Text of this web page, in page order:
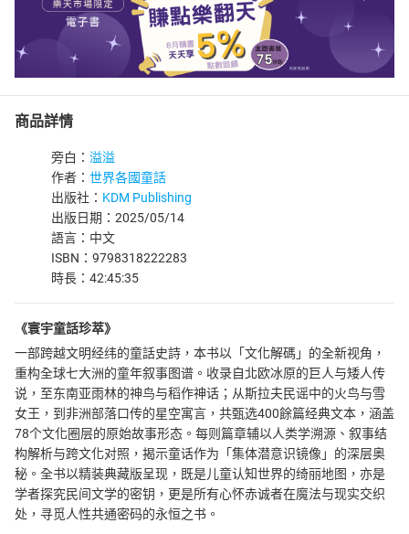
商品詳情
旁白： 溢溢
作者： 世界各國童話
出版社： KDM Publishing
出版日期：2025/05/14
語言：中文
ISBN：9798318222283
時長：42:45:35
《寰宇童話珍萃》
一部跨越文明经纬的童話史詩，本书以「文化解碼」的全新视角，
重构全球七大洲的童年叙事图谱。收录自北欧冰原的巨人与矮人传
说，至东南亚雨林的神鸟与稻作神话；从斯拉夫民谣中的火鸟与雪
女王，到非洲部落口传的星空寓言，共甄选400餘篇经典文本，涵盖
78个文化圈层的原始故事形态。每则篇章辅以人类学溯源、叙事结
构解析与跨文化对照，揭示童话作为「集体潜意识镜像」的深层奥
秘。全书以精装典藏版呈现，既是儿童认知世界的绮丽地图，亦是
学者探究民间文学的密钥，更是所有心怀赤诚者在魔法与现实交织
处，寻觅人性共通密码的永恒之书。